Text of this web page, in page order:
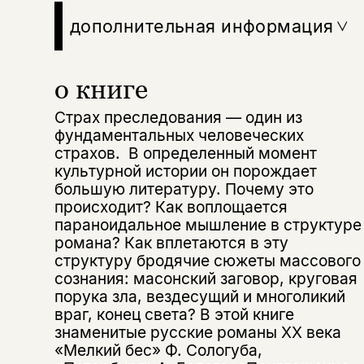
о книге
Страх преследования — один из
фундаментальных человеческих
страхов. В определенный момент
культурной истории он порождает
большую литературу. Почему это
происходит? Как воплощается
параноидальное мышление в структуре
романа? Как вплетаются в эту
структуру бродячие сюжеты массового
сознания: масонский заговор, круговая
порука зла, вездесущий и многоликий
враг, конец света? В этой книге
знаменитые русские романы ХХ века
«Мелкий бес» Ф. Сологуба,
дополнительная информация